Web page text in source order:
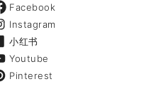
Facebook
Instagram
小红书
Youtube
Pinterest